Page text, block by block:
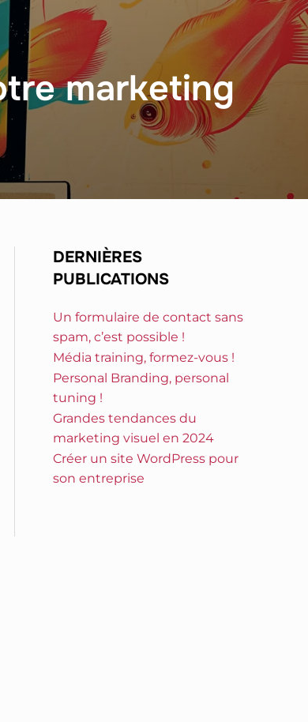
marketing
DERNIÈRES
PUBLICATIONS
Un formulaire de contact sans
spam, c’est possible !
Média training, formez-vous !
Personal Branding, personal
tuning !
Grandes tendances du
marketing visuel en 2024
Créer un site WordPress pour
son entreprise